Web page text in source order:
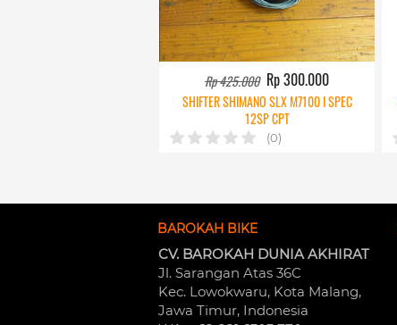
Rp 425.000 Rp 300.000
SHIFTER SHIMANO SLX M7100 I SPEC
12SP CPT
(0)
BAROKAH BIKE
CV. BAROKAH DUNIA AKHIRAT
Jl. Sarangan Atas 36C
Kec. Lowokwaru, Kota Malang,
Jawa Timur, Indonesia